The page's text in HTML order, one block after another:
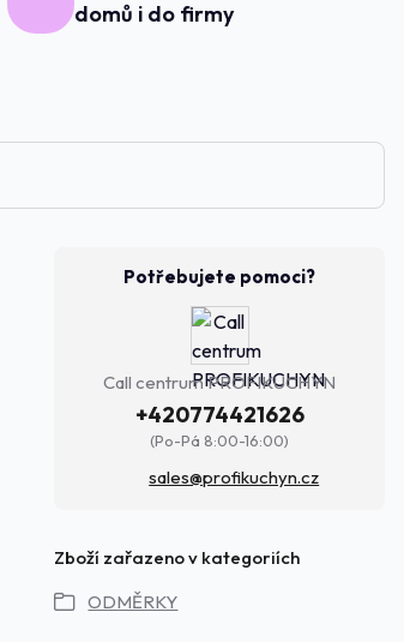
domů i do firmy
Potřebujete pomoci?
Call centrum PROFIKUCHYN
+420774421626
(Po-Pá 8:00-16:00)
sales@profikuchyn.cz
Zboží zařazeno v kategoriích
ODMĚRKY